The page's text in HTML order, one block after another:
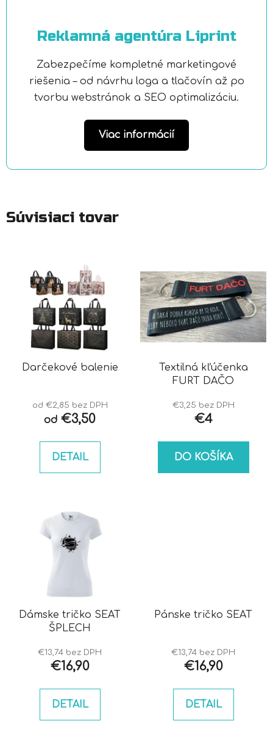
Reklamná agentúra Liprint
Zabezpečíme kompletné marketingové
riešenia – od návrhu loga a tlačovín až po
tvorbu webstránok a SEO optimalizáciu.
Viac informácií
Súvisiaci tovar
Darčekové balenie
od €2,85 bez DPH
od €3,50
DETAIL
Textilná kľúčenka
FURT DAČO
€3,25 bez DPH
€4
DO KOŠÍKA
Dámske tričko SEAT
ŠPLECH
€13,74 bez DPH
€16,90
DETAIL
Pánske tričko SEAT
€13,74 bez DPH
€16,90
DETAIL